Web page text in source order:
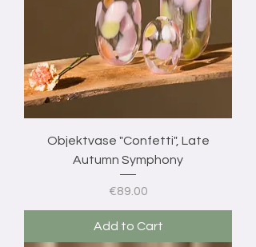
Objektvase "Confetti", Late
Autumn Symphony
Price
€89.00
Add to Cart